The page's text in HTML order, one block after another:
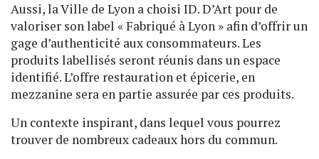
Aussi, la Ville de Lyon a choisi ID. D’Art pour de
valoriser son label « Fabriqué à Lyon » afin d’offrir un
gage d’authenticité aux consommateurs. Les
produits labellisés seront réunis dans un espace
identifié. L’offre restauration et épicerie, en
mezzanine sera en partie assurée par ces produits.
Un contexte inspirant, dans lequel vous pourrez
trouver de nombreux cadeaux hors du commun.